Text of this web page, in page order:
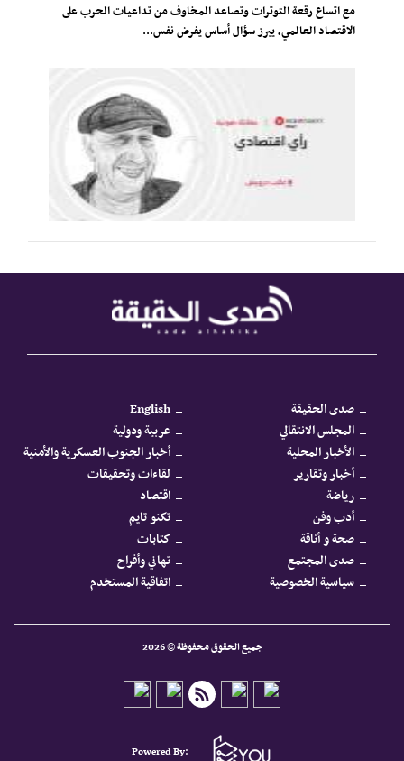
مع اتساع رقعة التوترات وتصاعد المخاوف من تداعيات الحرب على
الاقتصاد العالمي، يبرز سؤال أساس يفرض نفس...
صدى الحقيقة
English
المجلس الانتقالي
عربية ودولية
الأخبار المحلية
أخبار الجنوب العسكرية والأمنية
أخبار وتقارير
لقاءات وتحقيقات
رياضة
اقتصاد
أدب وفن
تكنو تايم
صحة و أناقة
كتابات
صدى المجتمع
تهاني وأفراح
سياسية الخصوصية
اتفاقية المستخدم
جميع الحقوق محفوظة © 2026
Powered By: